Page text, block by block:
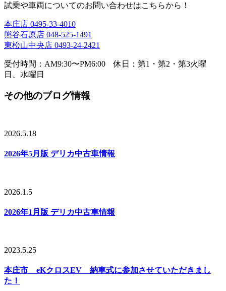
試乗や車両についてのお問い合わせはこちらから！
本庄店 0495-33-4010
熊谷石原店 048-525-1491
東松山中央店 0493-24-2421
受付時間：AM9:30〜PM6:00 休日：第1・第2・第3火曜
日、水曜日
その他のブログ情報
2026.5.18
2026年5月版 デリカ中古車情報
2026.1.5
2026年1月版 デリカ中古車情報
2023.5.25
本庄市 eKクロスEV 納車式に参加させていただきまし
た！